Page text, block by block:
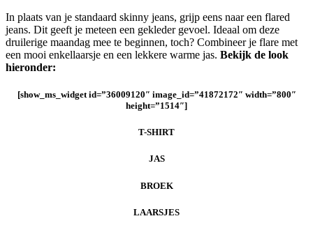
In plaats van je standaard skinny jeans, grijp eens naar een flared
jeans. Dit geeft je meteen een gekleder gevoel. Ideaal om deze
druilerige maandag mee te beginnen, toch? Combineer je flare met
een mooi enkellaarsje en een lekkere warme jas. Bekijk de look
hieronder:
[show_ms_widget id=”36009120″ image_id=”41872172″ width=”800″
height=”1514″]
T-SHIRT
JAS
BROEK
LAARSJES